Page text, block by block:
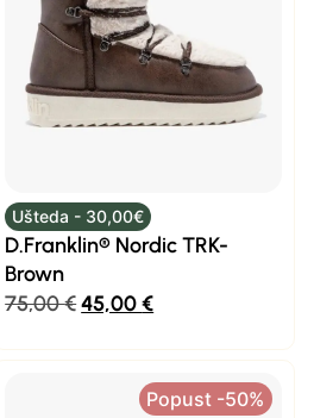
Ušteda - 30,00€
D.Franklin® Nordic TRK-
Brown
75,00€45,00€
Popust -50%